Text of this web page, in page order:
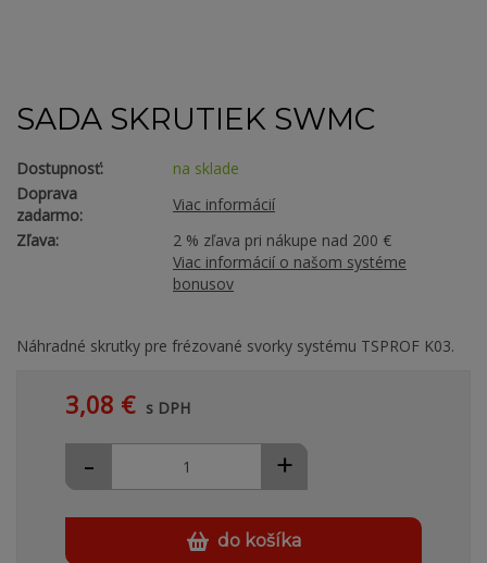
SADA SKRUTIEK SWMC
Dostupnosť:
na sklade
Doprava
zadarmo:
Viac informácií
Zľava:
2 % zľava pri nákupe nad 200 €
Viac informácií o našom systéme
bonusov
Náhradné skrutky pre frézované svorky systému TSPROF K03.
3,08 € s DPH
+
-
do košíka